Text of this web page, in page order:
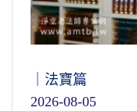
｜法寶篇
2026-08-05